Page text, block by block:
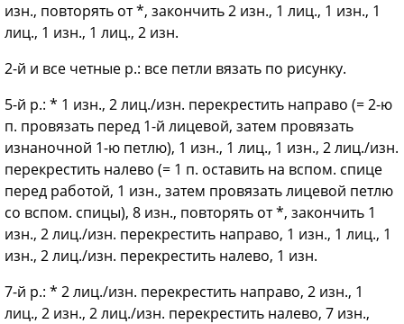
изн., повторять от *, закончить 2 изн., 1 лиц., 1 изн., 1
лиц., 1 изн., 1 лиц., 2 изн.
2-й и все четные р.: все петли вязать по рисунку.
5-й р.: * 1 изн., 2 лиц./изн. перекрестить направо (= 2-ю
п. провязать перед 1-й лицевой, затем провязать
изнаночной 1-ю петлю), 1 изн., 1 лиц., 1 изн., 2 лиц./изн.
перекрестить налево (= 1 п. оставить на вспом. спице
перед работой, 1 изн., затем провязать лицевой петлю
со вспом. спицы), 8 изн., повторять от *, закончить 1
изн., 2 лиц./изн. перекрестить направо, 1 изн., 1 лиц., 1
изн., 2 лиц./изн. перекрестить налево, 1 изн.
7-й р.: * 2 лиц./изн. перекрестить направо, 2 изн., 1
лиц., 2 изн., 2 лиц./изн. перекрестить налево, 7 изн.,